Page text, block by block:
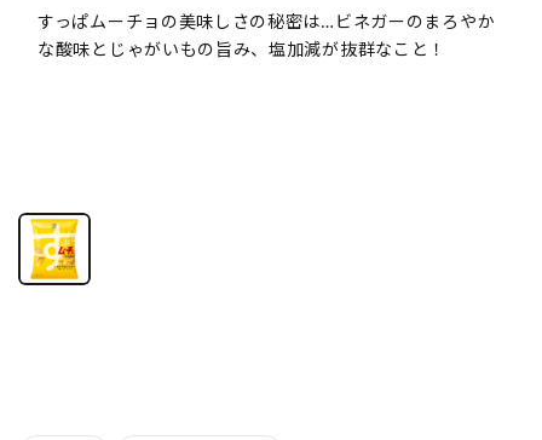
すっぱムーチョの美味しさの秘密は…ビネガーのまろやか
な酸味とじゃがいもの旨み、塩加減が抜群なこと！